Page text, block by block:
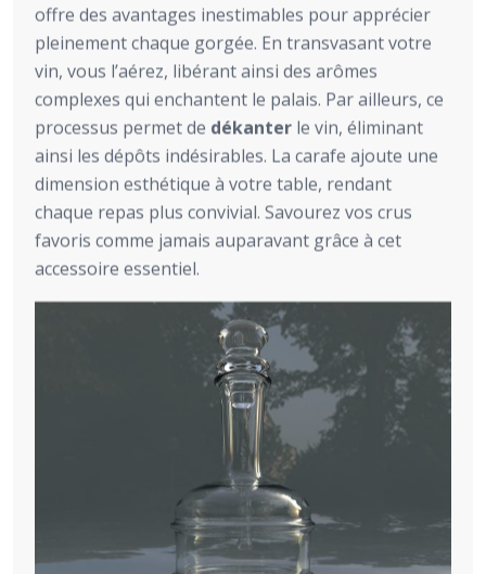
offre des avantages inestimables pour apprécier
pleinement chaque gorgée. En transvasant votre
vin, vous l’aérez, libérant ainsi des arômes
complexes qui enchantent le palais. Par ailleurs, ce
processus permet de dékanter le vin, éliminant
ainsi les dépôts indésirables. La carafe ajoute une
dimension esthétique à votre table, rendant
chaque repas plus convivial. Savourez vos crus
favoris comme jamais auparavant grâce à cet
accessoire essentiel.